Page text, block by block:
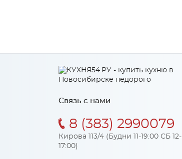
Связь с нами
8 (383) 2990079
Кирова 113/4 (Будни 11-19:00 СБ 12-
17:00)